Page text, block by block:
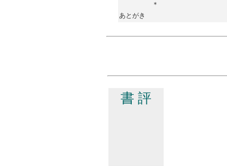
＊
あとがき
書 評